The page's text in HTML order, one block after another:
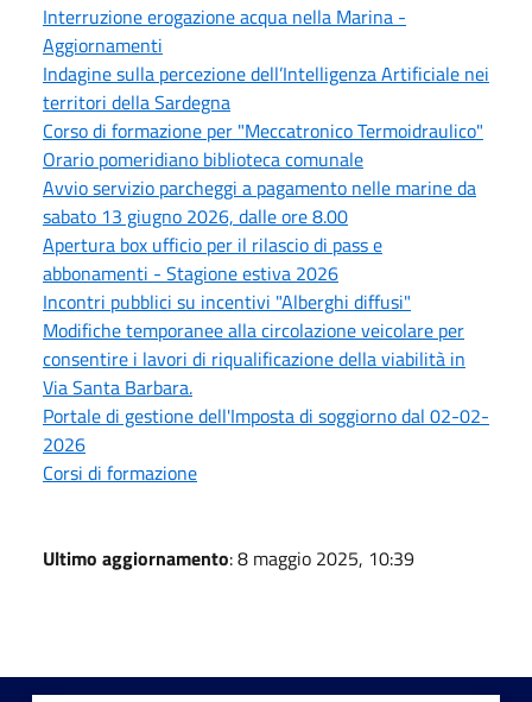
Interruzione erogazione acqua nella Marina -
Aggiornamenti
Indagine sulla percezione dell’Intelligenza Artificiale nei
territori della Sardegna
Corso di formazione per "Meccatronico Termoidraulico"
Orario pomeridiano biblioteca comunale
Avvio servizio parcheggi a pagamento nelle marine da
sabato 13 giugno 2026, dalle ore 8.00
Apertura box ufficio per il rilascio di pass e
abbonamenti - Stagione estiva 2026
Incontri pubblici su incentivi "Alberghi diffusi"
Modifiche temporanee alla circolazione veicolare per
consentire i lavori di riqualificazione della viabilità in
Via Santa Barbara.
Portale di gestione dell'Imposta di soggiorno dal 02-02-
2026
Corsi di formazione
Ultimo aggiornamento: 8 maggio 2025, 10:39